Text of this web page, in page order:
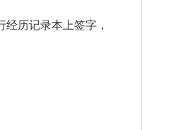
历记录本上签字，